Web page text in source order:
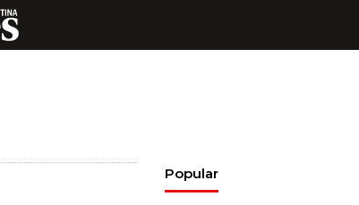
Popular